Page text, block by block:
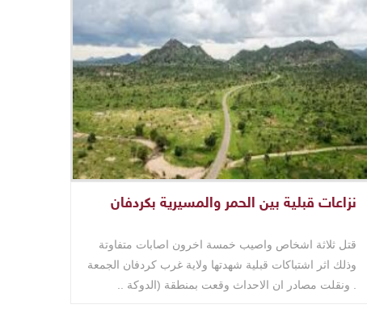
نزاعات قبلية بين الحمر والمسيرية بكردفان
قتل ثلاثة اشخاص واصيب خمسة اخرون اصابات متفاوتة
وذلك اثر اشتباكات قبلية شهدتها ولاية غرب كردفان الجمعة
. ونقلت مصادر ان الاحداث وقعت بمنطقة (الدوكة ..